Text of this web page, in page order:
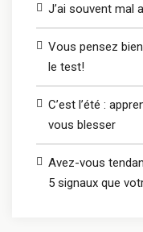
J’ai souvent mal
Vous pensez
le test!
C’est l’été :
vous blesser
Avez-vous
5 signaux que